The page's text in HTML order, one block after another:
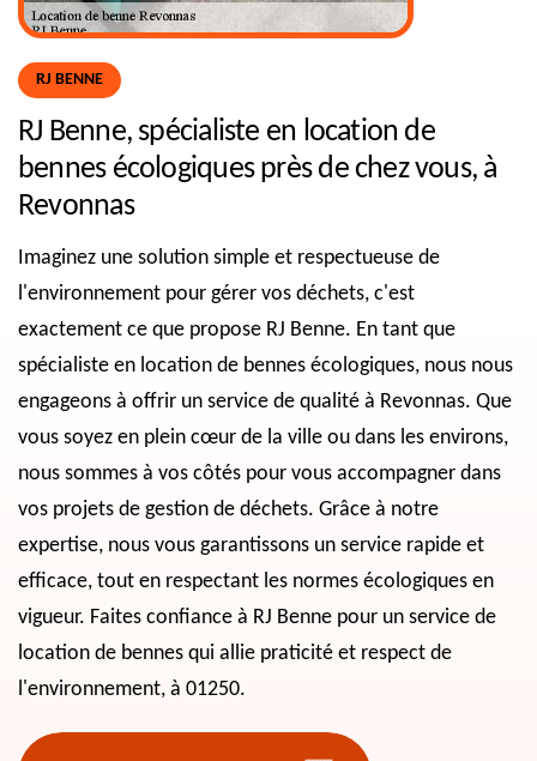
RJ BENNE
RJ Benne, spécialiste en location de
bennes écologiques près de chez vous, à
Revonnas
Imaginez une solution simple et respectueuse de
l'environnement pour gérer vos déchets, c'est
exactement ce que propose RJ Benne. En tant que
spécialiste en location de bennes écologiques, nous nous
engageons à offrir un service de qualité à Revonnas. Que
vous soyez en plein cœur de la ville ou dans les environs,
nous sommes à vos côtés pour vous accompagner dans
vos projets de gestion de déchets. Grâce à notre
expertise, nous vous garantissons un service rapide et
efficace, tout en respectant les normes écologiques en
vigueur. Faites confiance à RJ Benne pour un service de
location de bennes qui allie praticité et respect de
l'environnement, à 01250.